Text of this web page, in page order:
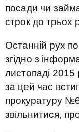
посади чи
строк до трьох
Останній рух
згідно з
листопаді
за цей час
прокуратуру
звільнитися,